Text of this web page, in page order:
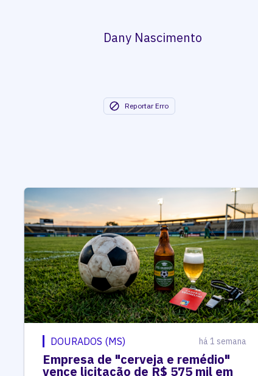
Dany Nascimento
Reportar Erro
DOURADOS (MS) há 1 semana
Empresa de "cerveja e remédio"
vence licitação de R$ 575 mil em